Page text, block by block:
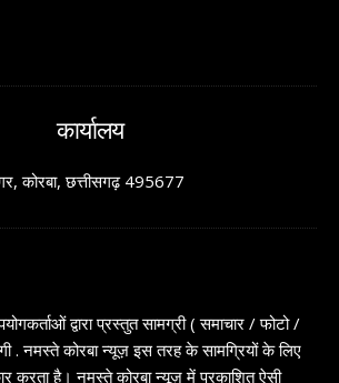
कार्यालय
कोरबा, छत्तीसगढ़ 495677
द्वारा प्रस्तुत सामग्री ( समाचार / फोटो /
. नमस्ते कोरबा न्यूज़ इस तरह के सामग्रियों के लिए
करता है। नमस्ते कोरबा न्यूज़ में प्रकाशित ऐसी